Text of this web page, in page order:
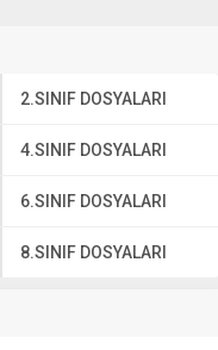
2.SINIF DOSYALARI
4.SINIF DOSYALARI
6.SINIF DOSYALARI
8.SINIF DOSYALARI